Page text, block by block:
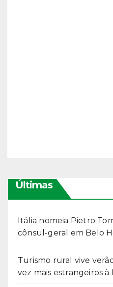
Últimas
Itália nomeia Pietro
cônsul-geral em Belo
Turismo rural vive
vez mais estrangeiros à